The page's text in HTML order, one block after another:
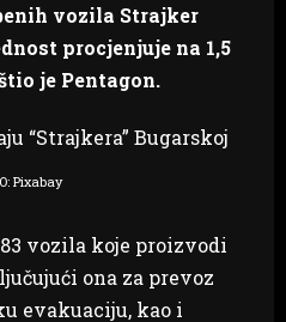
vozila Strajker
procjenjuje na 1,5
je Pentagon.
Pixabay
vozila koje proizvodi
ona za prevoz
evakuaciju, kao i